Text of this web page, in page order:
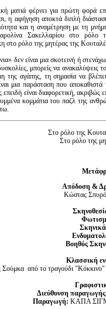
ματιά φέρνει για πρώτη φορά
η αφήγηση αποκτά διπλή
και η αναμέτρηση με τη
Σακελλαρίου στο ρόλο
στο ρόλο της μητέρας της
δεν είναι μια σκοτεινή ή
μπορείς να ανακαλύψεις
της αγάπης, τη σημασία να
μια παράσταση που
είναι διαφορετική,
κομμάτια του παζλ της
Στο ρόλο της
Στο ρόλο της
Απόδοση &
Κώστας
Βοηθός
Κλασσική
από το τραγούδι "Κόκκινο"
Διεύθυνση
Παραγωγή: ΚΑΠΑ